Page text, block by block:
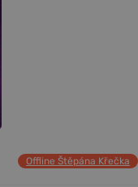
Offline Štěpána Křečka